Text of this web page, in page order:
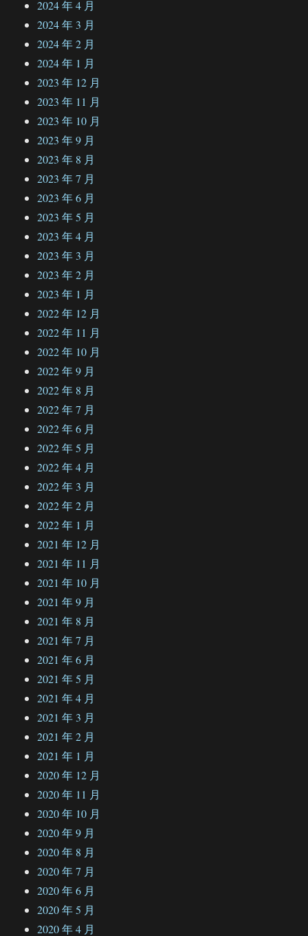
2024 年 4 月
2024 年 3 月
2024 年 2 月
2024 年 1 月
2023 年 12 月
2023 年 11 月
2023 年 10 月
2023 年 9 月
2023 年 8 月
2023 年 7 月
2023 年 6 月
2023 年 5 月
2023 年 4 月
2023 年 3 月
2023 年 2 月
2023 年 1 月
2022 年 12 月
2022 年 11 月
2022 年 10 月
2022 年 9 月
2022 年 8 月
2022 年 7 月
2022 年 6 月
2022 年 5 月
2022 年 4 月
2022 年 3 月
2022 年 2 月
2022 年 1 月
2021 年 12 月
2021 年 11 月
2021 年 10 月
2021 年 9 月
2021 年 8 月
2021 年 7 月
2021 年 6 月
2021 年 5 月
2021 年 4 月
2021 年 3 月
2021 年 2 月
2021 年 1 月
2020 年 12 月
2020 年 11 月
2020 年 10 月
2020 年 9 月
2020 年 8 月
2020 年 7 月
2020 年 6 月
2020 年 5 月
2020 年 4 月